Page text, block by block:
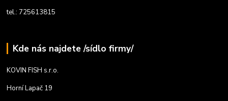
tel.: 725613815
Kde nás najdete /sídlo firmy/
KOVIN FISH s.r.o.
Horní Lapač 19